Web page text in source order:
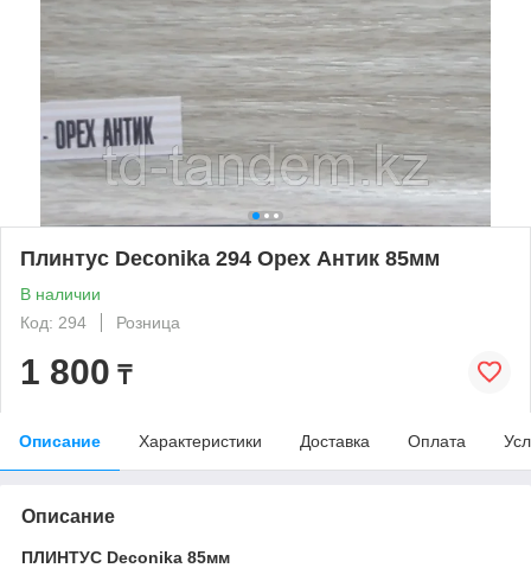
Плинтус Deconika 294 Орех Антик 85мм
В наличии
Код: 294
Розница
1 800 ₸
Описание Характеристики Доставка Оплата
Описание
ПЛИНТУС Deconika 85мм